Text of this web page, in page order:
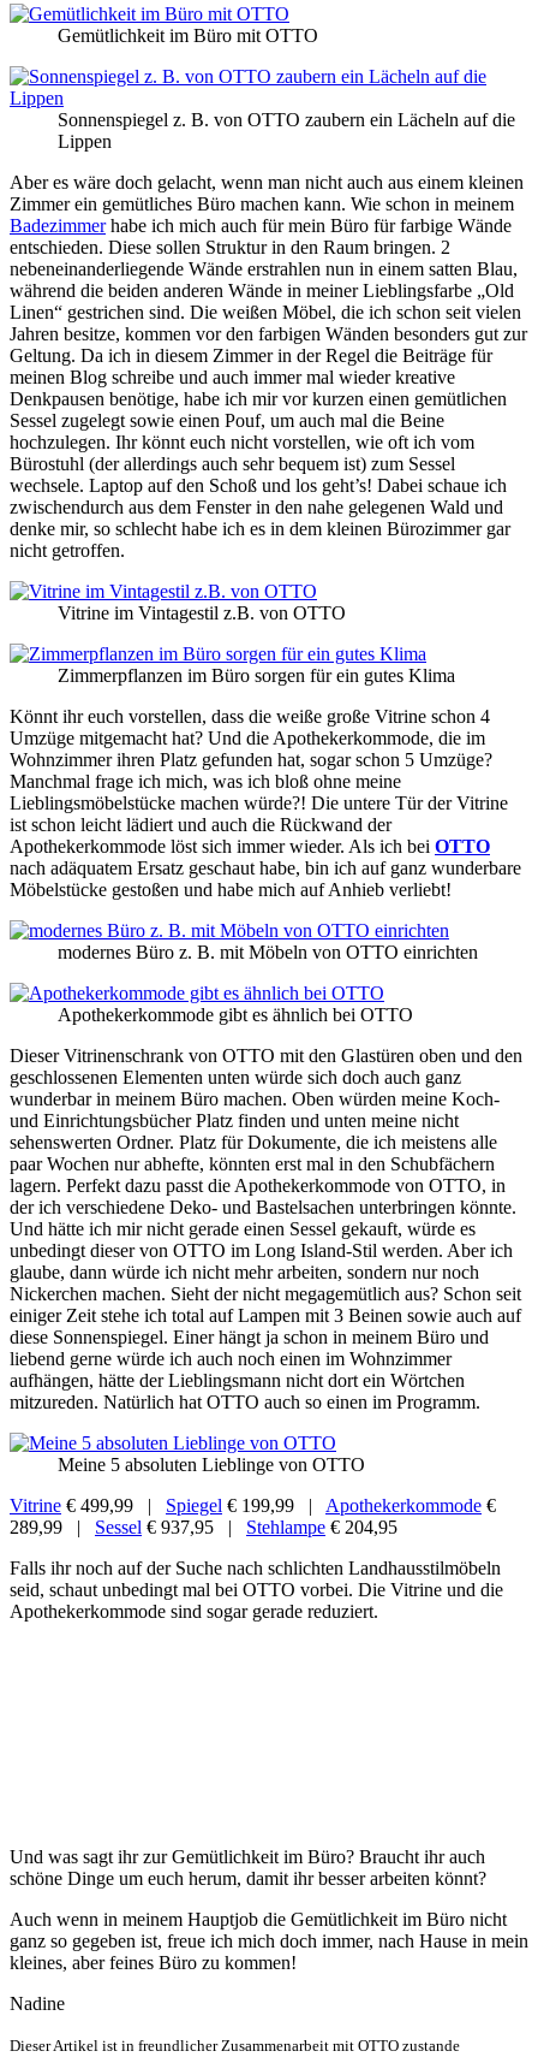
Gemütlichkeit im Büro mit OTTO
Sonnenspiegel z. B. von OTTO zaubern ein Lächeln auf die
Lippen
Aber es wäre doch gelacht, wenn man nicht auch aus einem kleinen
Zimmer ein gemütliches Büro machen kann. Wie schon in meinem
Badezimmerhabe ich mich auch für mein Büro für farbige Wände
entschieden. Diese sollen Struktur in den Raum bringen. 2
nebeneinanderliegende Wände erstrahlen nun in einem satten Blau,
während die beiden anderen Wände in meiner Lieblingsfarbe „Old
Linen“ gestrichen sind. Die weißen Möbel, die ich schon seit vielen
Jahren besitze, kommen vor den farbigen Wänden besonders gut zur
Geltung. Da ich in diesem Zimmer in der Regel die Beiträge für
meinen Blog schreibe und auch immer mal wieder kreative
Denkpausen benötige, habe ich mir vor kurzen einen gemütlichen
Sessel zugelegt sowie einen Pouf, um auch mal die Beine
hochzulegen. Ihr könnt euch nicht vorstellen, wie oft ich vom
Bürostuhl (der allerdings auch sehr bequem ist) zum Sessel
wechsele. Laptop auf den Schoß und los geht’s! Dabei schaue ich
zwischendurch aus dem Fenster in den nahe gelegenen Wald und
denke mir, so schlecht habe ich es in dem kleinen Bürozimmer gar
nicht getroffen.
Vitrine im Vintagestil z.B. von OTTO
Zimmerpflanzen im Büro sorgen für ein gutes Klima
Könnt ihr euch vorstellen, dass die weiße große Vitrine schon 4
Umzüge mitgemacht hat? Und die Apothekerkommode, die im
Wohnzimmer ihren Platz gefunden hat, sogar schon 5 Umzüge?
Manchmal frage ich mich, was ich bloß ohne meine
Lieblingsmöbelstücke machen würde?! Die untere Tür der Vitrine
ist schon leicht lädiert und auch die Rückwand der
Apothekerkommode löst sich immer wieder. Als ich bei OTTO
nach adäquatem Ersatz geschaut habe, bin ich auf ganz wunderbare
Möbelstücke gestoßen und habe mich auf Anhieb verliebt!
modernes Büro z. B. mit Möbeln von OTTO einrichten
Apothekerkommode gibt es ähnlich bei OTTO
Dieser Vitrinenschrank von OTTO mit den Glastüren oben und den
geschlossenen Elementen unten würde sich doch auch ganz
wunderbar in meinem Büro machen. Oben würden meine Koch-
und Einrichtungsbücher Platz finden und unten meine nicht
sehenswerten Ordner. Platz für Dokumente, die ich meistens alle
paar Wochen nur abhefte, könnten erst mal in den Schubfächern
lagern. Perfekt dazu passt die Apothekerkommode von OTTO, in
der ich verschiedene Deko- und Bastelsachen unterbringen könnte.
Und hätte ich mir nicht gerade einen Sessel gekauft, würde es
unbedingt dieser von OTTO im Long Island-Stil werden. Aber ich
glaube, dann würde ich nicht mehr arbeiten, sondern nur noch
Nickerchen machen. Sieht der nicht megagemütlich aus? Schon seit
einiger Zeit stehe ich total auf Lampen mit 3 Beinen sowie auch auf
diese Sonnenspiegel. Einer hängt ja schon in meinem Büro und
liebend gerne würde ich auch noch einen im Wohnzimmer
aufhängen, hätte der Lieblingsmann nicht dort ein Wörtchen
mitzureden. Natürlich hat OTTO auch so einen im Programm.
Meine 5 absoluten Lieblinge von OTTO
Vitrine € 499,99 | Spiegel € 199,99 | Apothekerkommode €
289,99 | Sessel € 937,95 | Stehlampe € 204,95
Falls ihr noch auf der Suche nach schlichten Landhausstilmöbeln
seid, schaut unbedingt mal bei OTTO vorbei. Die Vitrine und die
Apothekerkommode sind sogar gerade reduziert.
Und was sagt ihr zur Gemütlichkeit im Büro? Braucht ihr auch
schöne Dinge um euch herum, damit ihr besser arbeiten könnt?
Auch wenn in meinem Hauptjob die Gemütlichkeit im Büro nicht
ganz so gegeben ist, freue ich mich doch immer, nach Hause in mein
kleines, aber feines Büro zu kommen!
Nadine
Dieser Artikel ist in freundlicher Zusammenarbeit mit OTTO zustande